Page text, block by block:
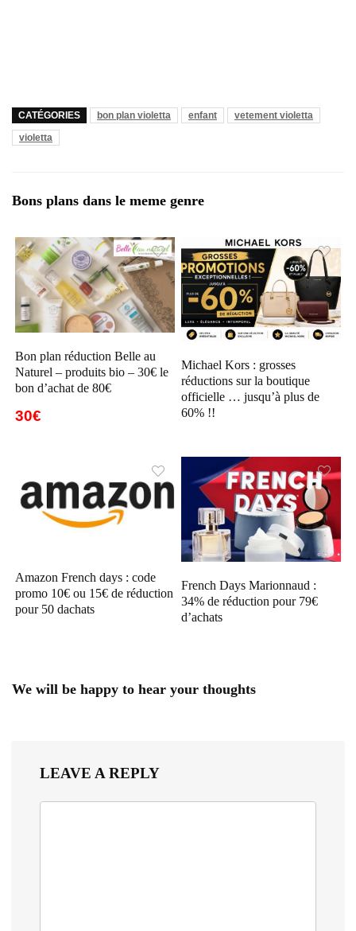
CATÉGORIES bon plan violetta enfant
vetement violetta
violetta
Bons plans dans le meme genre
Bon plan réduction Belle au
Naturel – produits bio – 30€ le
bon d’achat de 80€
30€
Michael Kors : grosses
réductions sur la boutique
officielle … jusqu’à plus de
60% !!
Amazon French days : code
promo 10€ ou 15€ de réduction
pour 50 dachats
French Days Marionnaud :
34% de réduction pour 79€
d’achats
We will be happy to hear your thoughts
LEAVE A REPLY